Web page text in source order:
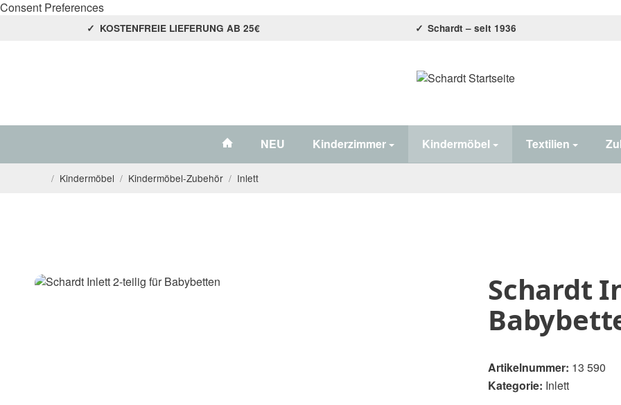
Consent Preferences
KOSTENFREIE LIEFERUNG AB 25€ Schardt – seit 1936
#custom.linkHome#
NEU Kinderzimmer Kindermöbel Textilien
/ Kindermöbel / Kindermöbel-Zubehör / Inlett
Schardt
Artikelnummer: 13 590
Kategorie: Inlett